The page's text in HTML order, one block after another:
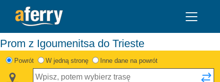
Prom z Igoumenitsa do Trieste
Powrót W jedną stronę Inne dane na powrót